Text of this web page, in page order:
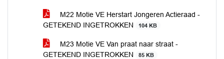
M22 Motie VE Herstart Jongeren Actieraad -
GETEKEND INGETROKKEN
104 KB
M23 Motie VE Van praat naar straat -
GETEKEND INGETROKKEN
85 KB